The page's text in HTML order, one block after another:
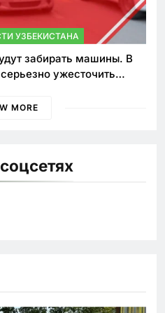
УЗБЕКИСТАНА
забирать машины. В
ужесточить
MORE